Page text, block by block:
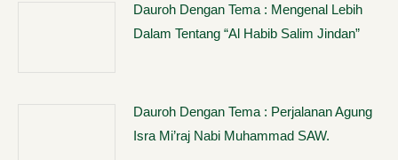
Dauroh Dengan Tema : Mengenal Lebih
Dalam Tentang “Al Habib Salim Jindan”
Dauroh Dengan Tema : Perjalanan Agung
Isra Mi’raj Nabi Muhammad SAW.